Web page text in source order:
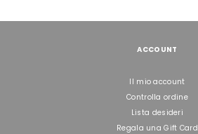
ACCOUNT
Il mio account
Controlla ordine
Lista desideri
Regala una Gift Card